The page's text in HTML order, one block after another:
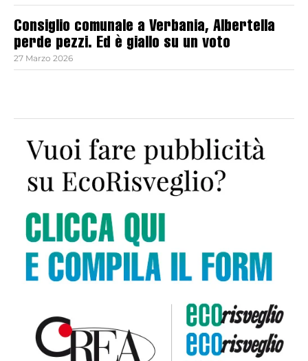
Consiglio comunale a Verbania, Albertella
perde pezzi. Ed è giallo su un voto
27 Marzo 2026